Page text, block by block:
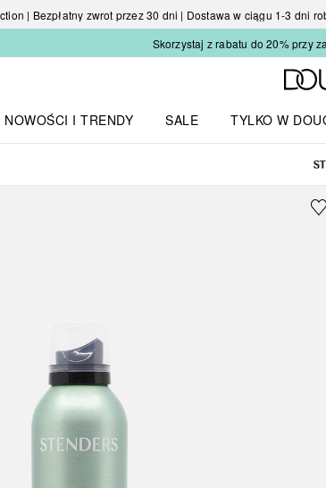
| Bezpłatny zwrot przez 30 dni | Dostawa w ciągu 1-3 dni
Skorzystaj z rabatu do 20% przy
NOWOŚCI I TRENDY
SALE
TYLKO W